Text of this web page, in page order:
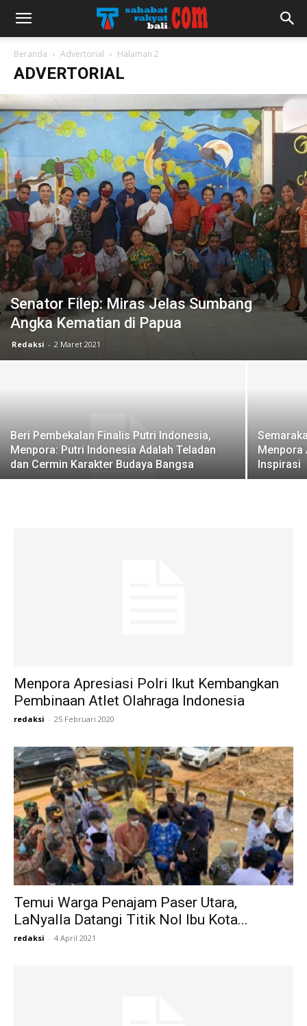
Beranda Advertorial Halaman 2
ADVERTORIAL
Senator Filep: Miras Jelas Sumbang
Angka Kematian di Papua
Redaksi - 2 Maret 2021
Beri Pembekalan Finalis Putri Indonesia,
Menpora: Putri Indonesia Adalah Teladan
dan Cermin Karakter Budaya Bangsa
Menpora
Inspirasi
Menpora Apresiasi Polri Ikut Kembangkan
Pembinaan Atlet Olahraga Indonesia
redaksi - 25 Februari 2020
Temui Warga Penajam Paser Utara,
LaNyalla Datangi Titik Nol Ibu Kota...
redaksi - 4 April 2021